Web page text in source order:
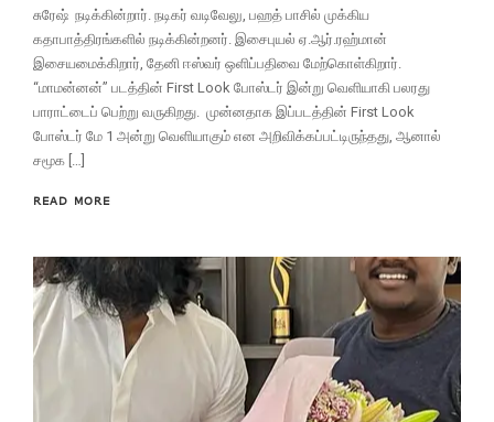
சுரேஷ் நடிக்கின்றார். நடிகர் வடிவேலு, பஹத் பாசில் முக்கிய
கதாபாத்திரங்களில் நடிக்கின்றனர். இசைபுயல் ஏ.ஆர்.ரஹ்மான்
இசையமைக்கிறார், தேனி ஈஸ்வர் ஒளிப்பதிவை மேற்கொள்கிறார்.
“மாமன்னன்” படத்தின் First Look போஸ்டர் இன்று வெளியாகி பலரது
பாராட்டைப் பெற்று வருகிறது. முன்னதாக இப்படத்தின் First Look
போஸ்டர் மே 1 அன்று வெளியாகும் என அறிவிக்கப்பட்டிருந்தது, ஆனால்
சமூக […]
READ MORE